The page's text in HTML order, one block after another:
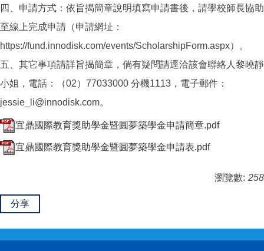
四、申請方式：依旨揭簡章說明填寫申請書後，請學校師長協助
至線上完成申請（申請網址：
https://fund.innodisk.com/events/ScholarshipForm.aspx）。
五、其它事項請詳旨揭簡章，倘有疑問請逕洽該會聯絡人黎曉靜
小姐，電話：（02）77033000 分機1113，電子郵件：
jessie_li@innodisk.com。
宜鼎國際教育獎助學金暨圓夢築學金申請簡章.pdf
宜鼎國際教育獎助學金暨圓夢築學金申請表.pdf
瀏覽數: 258
分享